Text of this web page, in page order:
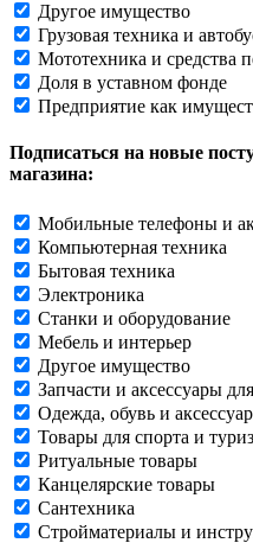
Другое имущество
Грузовая техника и
Мототехника и средства
Доля в уставном фонде
Предприятие как
Подписаться на новые
магазина:
Мобильные телефоны и
Компьютерная техника
Бытовая техника
Электроника
Станки и оборудование
Мебель и интерьер
Другое имущество
Запчасти и аксессуары
Одежда, обувь и
Товары для спорта и
Ритуальные товары
Канцелярские товары
Сантехника
Стройматериалы и